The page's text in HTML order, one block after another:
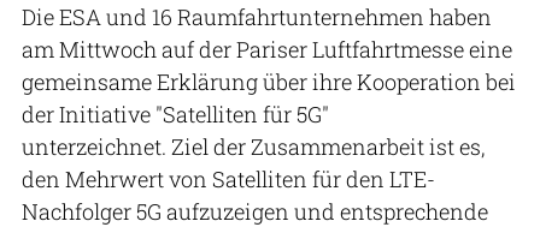
Die ESA und 16 Raumfahrtunternehmen haben
am Mittwoch auf der Pariser Luftfahrtmesse eine
gemeinsame Erklärung über ihre Kooperation bei
der Initiative "Satelliten für 5G"
unterzeichnet. Ziel der Zusammenarbeit ist es,
den Mehrwert von Satelliten für den LTE-
Nachfolger 5G aufzuzeigen und entsprechende